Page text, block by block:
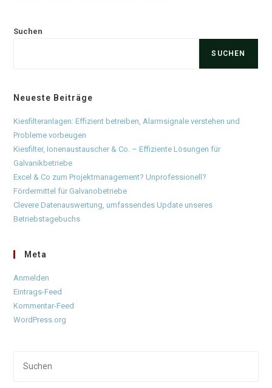
Suchen
SUCHEN
Neueste Beiträge
Kiesfilteranlagen: Effizient betreiben, Alarmsignale verstehen und
Probleme vorbeugen
Kiesfilter, Ionenaustauscher & Co. – Effiziente Lösungen für
Galvanikbetriebe
Excel & Co zum Projektmanagement? Unprofessionell?
Fördermittel für Galvanobetriebe
Clevere Datenauswertung, umfassendes Update unseres
Betriebstagebuchs
Meta
Anmelden
Eintrags-Feed
Kommentar-Feed
WordPress.org